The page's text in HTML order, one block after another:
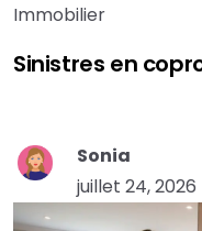
Immobilier
Sinistres en
Sonia
juillet 24, 2026